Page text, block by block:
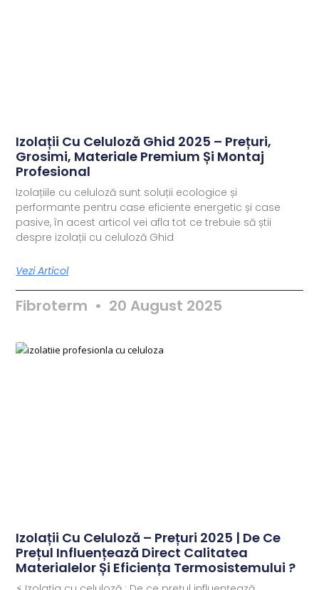
Izolații Cu Celuloză Ghid 2025 – Prețuri,
Grosimi, Materiale Premium Și Montaj
Profesional
Izolațiile cu celuloză sunt soluții ecologice și
performante pentru case eficiente energetic și case
pasive, în acest articol vei afla tot ce trebuie să știi
despre izolații cu celuloză Ghid
Vezi Articol
Fibroterm 20 August 2025
Izolații Cu Celuloză – Prețuri 2025 | De Ce
Prețul Influențează Direct Calitatea
Materialelor Și Eficiența Termosistemului ?